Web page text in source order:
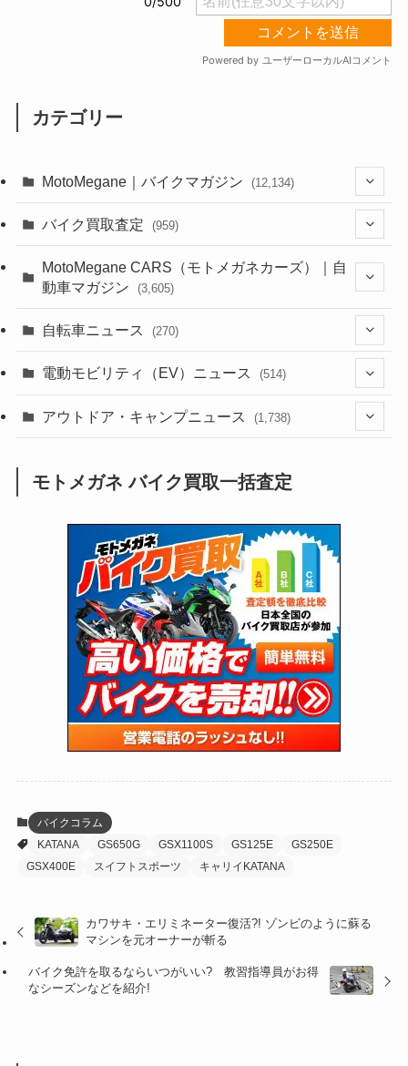
カテゴリー
MotoMegane｜バイクマガジン (12,134)
(44)
(638)
(118)
(60)
(31)
(51)
(34)
(5)
(12)
(63)
(109)
(252)
(38)
(24)
(16)
(25)
(24)
(47)
(15)
(5)
(249)
(64)
(16)
(62)
(4)
(6)
(17)
(5)
(27)
(306)
(6,957)
(2,473)
(249)
(1,226)
(12)
(131)
(38)
(131)
(167)
(85)
(21)
(61)
(171)
(98)
(13)
(60)
(274)
(171)
(38)
(47)
(59)
(41)
(47)
(66)
(16)
(141)
(255)
(204)
(1,141)
(166)
(23)
(33)
(34)
(35)
(41)
(415)
(16)
バイク買取査定 (959)
(352)
MotoMegane CARS（モトメガネカーズ）｜自
動車マガジン
(3,605)
(185)
(137)
(73)
(2,744)
(126)
(170)
自転車ニュース (270)
(54)
(211)
電動モビリティ（EV）ニュース (514)
(132)
(171)
(118)
(27)
アウトドア・キャンプニュース (1,738)
(1,605)
(147)
(13)
(19)
(12)
(16)
(4)
(16)
モトメガネ バイク買取一括査定
バイクコラム
KATANA
GS650G GSX1100S GS125E
GS250E
GSX400E
スイフトスポーツ キャリイKATANA
カワサキ・エリミネーター復活?! ゾンビのように蘇る
マシンを元オーナーが斬る
バイク免許を取るならいつがいい? 教習指導員がお得
なシーズンなどを紹介!